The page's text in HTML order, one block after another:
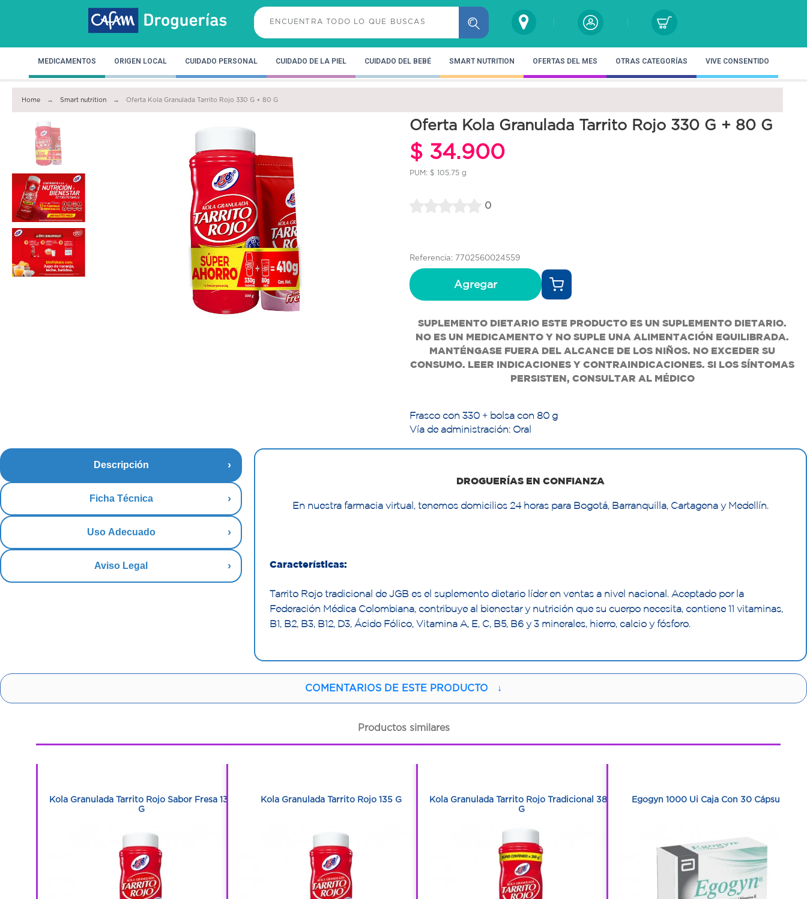
MEDICAMENTOS ORIGEN LOCAL CUIDADO PERSONAL CUIDADO DE LA PIEL CUIDADO DEL BEBÉ SMART NUTRITION OFERTAS DEL MES OTRAS CATEGORÍAS VIVE CONSENTIDO
Home Smart nutrition Oferta Kola Granulada Tarrito Rojo 330 G + 80 G
Oferta Kola Granulada Tarrito Rojo 330 G + 80 G
$ 34.900
PUM: $ 105.75 g
0
Referencia: 7702560024559
Agregar
SUPLEMENTO DIETARIO ESTE PRODUCTO ES UN SUPLEMENTO DIETARIO.
NO ES UN MEDICAMENTO Y NO SUPLE UNA ALIMENTACIÓN EQUILIBRADA.
MANTÉNGASE FUERA DEL ALCANCE DE LOS NIÑOS. NO EXCEDER SU
CONSUMO. LEER INDICACIONES Y CONTRAINDICACIONES. SI LOS SÍNTOMAS
PERSISTEN, CONSULTAR AL MÉDICO
Frasco con 330 + bolsa con 80 g
Vía de administración: Oral
Descripción
Ficha Técnica
Uso Adecuado
Aviso Legal
DROGUERÍAS EN CONFIANZA
En nuestra farmacia virtual, tenemos domicilios 24 horas para Bogotá, Barranquilla, Cartagena y Medellín.
Características:
Tarrito Rojo tradicional de JGB es el suplemento dietario líder en ventas a nivel nacional. Aceptado por la
Federación Médica Colombiana, contribuye al bienestar y nutrición que su cuerpo necesita, contiene 11 vitaminas,
B1, B2, B3, B12, D3, Ácido Fólico, Vitamina A, E, C, B5, B6 y 3 minerales, hierro, calcio y fósforo.
COMENTARIOS DE ESTE PRODUCTO ↓
Productos similares
Kola Granulada Tarrito Rojo Sabor Fresa 135
G
Kola Granulada Tarrito Rojo 135 G
Kola Granulada Tarrito Rojo Tradicional 380
G
Egogyn 1000 Ui Caja Con 30 Cápsulas